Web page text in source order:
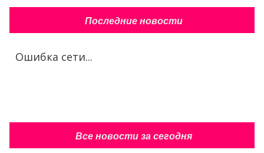
Последние новости
Ошибка сети...
Все новости за сегодня